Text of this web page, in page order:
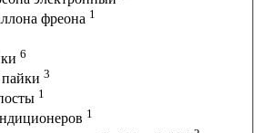
фреона 1
6
3
1
1